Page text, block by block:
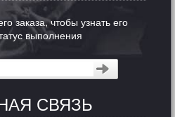
заказа, чтобы узнать его
выполнения
СВЯЗЬ